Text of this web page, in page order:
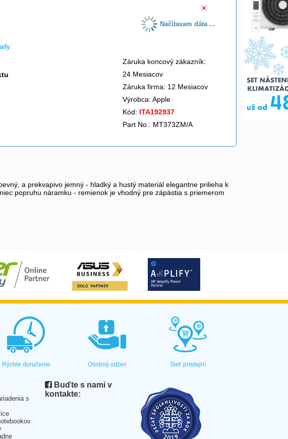
Načítavam dáta ...
Záruka koncový zákazník:
24 Mesiacov
Záruka firma: 12 Mesiacov
Výrobca: Apple
Kód: ITA192937
Part No.: MT373ZM/A
a prekvapivo jemný - hladký a hustý materiál elegantne prilieha k
popruhu náramku - remienok je vhodný pre zápästia s priemerom
Rýchle doručenie Osobný odber Sieť predajní
s
Buďte s nami v
kontakte: